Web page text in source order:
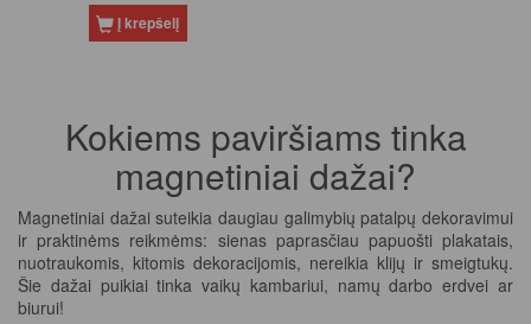
Į krepšelį
Kokiems paviršiams tinka
magnetiniai dažai?
Magnetiniai dažai suteikia daugiau galimybių patalpų dekoravimui
ir praktinėms reikmėms: sienas paprasčiau papuošti plakatais,
nuotraukomis, kitomis dekoracijomis, nereikia klijų ir smeigtukų.
Šie dažai puikiai tinka vaikų kambariui, namų darbo erdvei ar
biurui!